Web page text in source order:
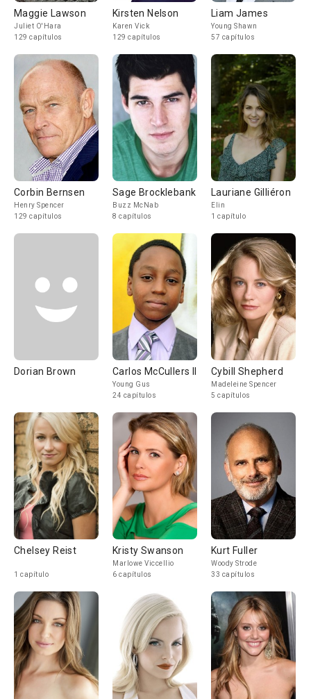
Maggie Lawson
Juliet O'Hara
129 capítulos
Kirsten Nelson
Karen Vick
129 capítulos
Liam James
Young Shawn
57 capítulos
Corbin Bernsen
Henry Spencer
129 capítulos
Sage Brocklebank
Buzz McNab
8 capítulos
Lauriane Gilliéron
Elin
1 capítulo
Dorian Brown Carlos McCullers II
Young Gus
24 capítulos
Cybill Shepherd
Madeleine Spencer
5 capítulos
Chelsey Reist
1 capítulo
Kristy Swanson
Marlowe Viccellio
6 capítulos
Kurt Fuller
Woody Strode
33 capítulos